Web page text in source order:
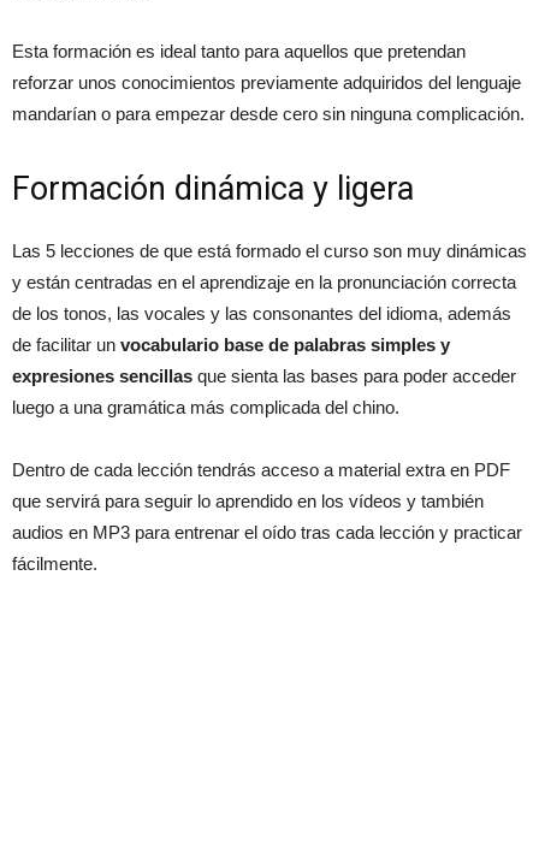
Esta formación es ideal tanto para aquellos que pretendan
reforzar unos conocimientos previamente adquiridos del lenguaje
mandarían o para empezar desde cero sin ninguna complicación.
Formación dinámica y ligera
Las 5 lecciones de que está formado el curso son muy dinámicas
y están centradas en el aprendizaje en la pronunciación correcta
de los tonos, las vocales y las consonantes del idioma, además
de facilitar un vocabulario base de palabras simples y
expresiones sencillas que sienta las bases para poder acceder
luego a una gramática más complicada del chino.
Dentro de cada lección tendrás acceso a material extra en PDF
que servirá para seguir lo aprendido en los vídeos y también
audios en MP3 para entrenar el oído tras cada lección y practicar
fácilmente.